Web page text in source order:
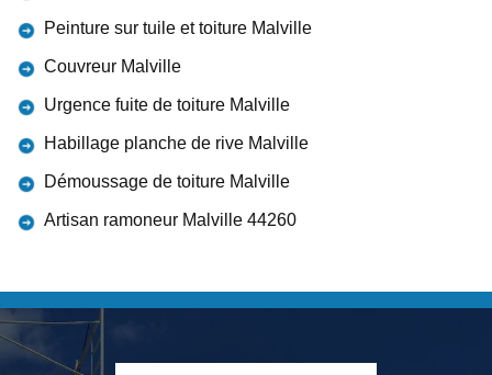
Peinture sur tuile et toiture Malville
Couvreur Malville
Urgence fuite de toiture Malville
Habillage planche de rive Malville
Démoussage de toiture Malville
Artisan ramoneur Malville 44260